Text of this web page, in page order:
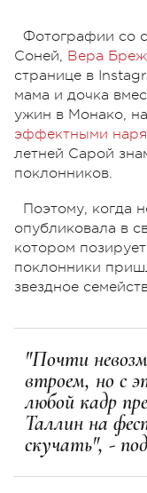
Фотографии со
Соней, Вера
странице в
мама и дочка
ужин в Монако,
эффектными
летней Сарой
поклонников.
Поэтому, когда
опубликовала в
котором
поклонники
звездное
"Почти
втроем, но с
любой кадр
Таллин на
скучать", -